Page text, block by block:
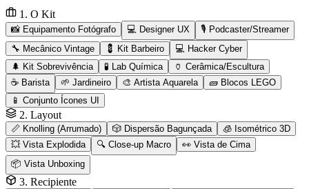
1. O Kit
📸 Equipamento Fotógrafo 💻 Designer UX
🎙️ Podcaster/Streamer
🔧 Mecânico Vintage
💈 Kit Barbeiro
💻 Hacker Cyber
🌲 Kit Sobrevivência
🧪 Lab Química
🏺 Cerâmica/Escultura
☕ Barista
🌱 Jardineiro 🎨 Artista Aquarela
🧱 Blocos LEGO
📱 Conjunto Ícones UI
2. Layout
📏 Knolling (Arrumado) 🎲 Dispersão Bagunçada
🧊 Isométrico 3D
💥 Vista Explodida
🔍 Close-up Macro
👀 Vista de Cima
📦 Vista Unboxing
3. Recipiente